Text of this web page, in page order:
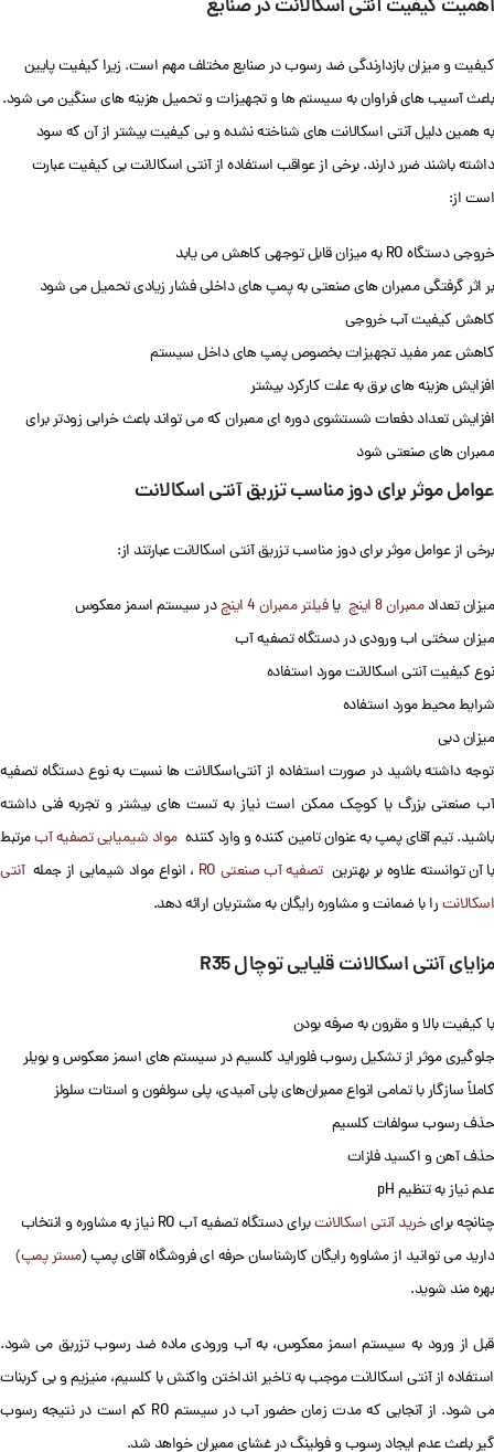
اهمیت کیفیت آنتی اسکالانت در صنایع
کیفیت و میزان بازدارندگی ضد رسوب در صنایع مختلف مهم است. زیرا کیفیت پایین
باعث آسیب های فراوان به سیستم ها و تجهیزات و تحمیل هزینه های سنگین می شود.
به همین دلیل آنتی اسکالانت های شناخته نشده و بی کیفیت بیشتر از آن که سود
داشته باشند ضرر دارند. برخی از عواقب استفاده از آنتی اسکالانت بی کیفیت عبارت
است از:
خروجی دستگاه RO به میزان قابل توجهی کاهش می یابد
بر اثر گرفتگی ممبران های صنعتی به پمپ های داخلی فشار زیادی تحمیل می شود
کاهش کیفیت آب خروجی
کاهش عمر مفید تجهیزات بخصوص پمپ های داخل سیستم
افزایش هزینه های برق به علت کارکرد بیشتر
افزایش تعداد دفعات شستشوی دوره ای ممبران که می تواند باعث خرابی زودتر برای
ممبران های صنعتی شود
عوامل موثر برای دوز مناسب تزریق آنتی اسکالانت
برخی از عوامل موثر برای دوز مناسب تزریق آنتی اسکالانت عبارتند از:
میزان تعدادممبران 8 اینچ یافیلتر ممبران 4 اینچ
در سیستم اسمز معکوس
میزان سختی اب ورودی در دستگاه تصفیه آب
نوع کیفیت آنتی اسکالانت مورد استفاده
شرایط محیط مورد استفاده
میزان دبی
توجه داشته باشید در صورت استفاده از آنتی‌اسکالانت‌ ها نسبت به نوع دستگاه تصفیه
آب صنعتی بزرگ یا کوچک ممکن است نیاز به تست‌ های بیشتر و تجربه‌ فنی داشته
باشید. تیم آقای پمپ به عنوان تامین کننده و وارد کننده مواد شیمیایی تصفیه آبمرتبط
با آن توانسته علاوه بر بهترین تصفیه آب صنعتی RO ، انواع مواد شیمایی از جمله آنتی
اسکالانترا با ضمانت و مشاوره رایگان به مشتریان ارائه دهد.
مزایای آنتی اسکالانت قلیایی توچال R35
با کیفیت بالا و مقرون به صرفه بودن
جلوگیری موثر از تشکیل رسوب فلوراید کلسیم در سیستم های اسمز معکوس و بویلر
کاملاً سازگار با تمامی انواع ممبران‌های پلی آمیدی، ‌پلی سولفون و استات سلولز
حذف رسوب سولفات کلسیم
حذف آهن و اکسید فلزات
عدم نیاز به تنظیم pH
چنانچه برایخرید آنتی اسکالانت
برای دستگاه تصفیه آب RO نیاز به مشاوره و انتخاب
دارید می توانید از مشاوره رایگان کارشناسان حرفه ای فروشگاه آقای پمپ (مستر پمپ)
بهره مند شوید.
قبل از ورود به سیستم اسمز معکوس، به آب ورودی ماده ضد رسوب تزریق می شود.
استفاده از آنتی اسکالانت موجب به تاخیر انداختن واکنش با کلسیم، منیزیم و بی کربنات
می شود. از آنجایی که مدت زمان حضور آب در سیستم RO کم است در نتیجه رسوب
گیر باعث عدم ایجاد رسوب و فولینگ در غشای ممبران خواهد شد.